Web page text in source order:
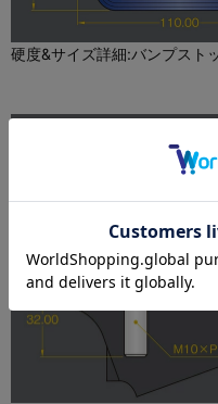
硬度&サイズ詳細:バンプスト